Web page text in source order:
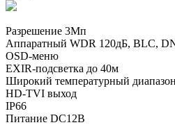
Разрешение 3Мп
Аппаратный WDR 120дБ, BLC,
OSD-меню
EXIR-подсветка до 40м
Широкий температурный
HD-TVI выход
IP66
Питание DC12В